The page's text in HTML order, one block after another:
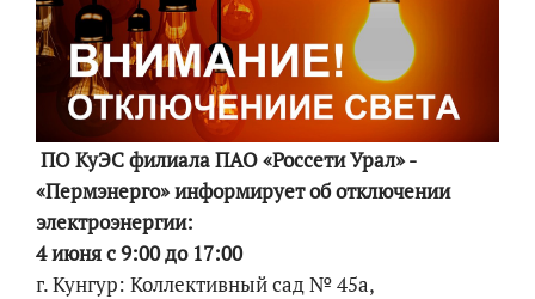
ПО КуЭС филиала ПАО «Россети Урал» -
«Пермэнерго» информирует об отключении
электроэнергии:
4 июня с 9:00 до 17:00
г. Кунгур: Коллективный сад № 45а,